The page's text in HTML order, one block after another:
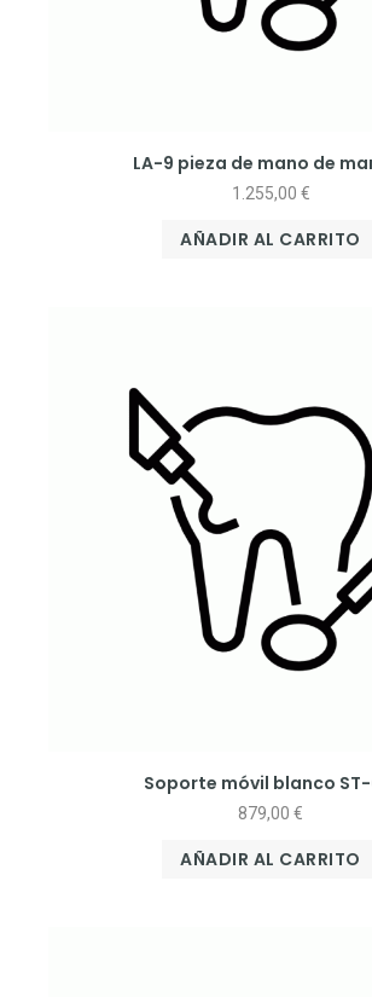
LA-9 pieza de mano de
1.255,00 €
AÑADIR AL CARRITO
Soporte móvil blanco
879,00 €
AÑADIR AL CARRITO